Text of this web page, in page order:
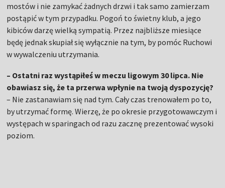
mostów i nie zamykać żadnych drzwi i tak samo zamierzam
postąpić w tym przypadku. Pogoń to świetny klub, a jego
kibiców darzę wielką sympatią. Przez najbliższe miesiące
będę jednak skupiał się wyłącznie na tym, by pomóc Ruchowi
w wywalczeniu utrzymania.
– Ostatni raz wystąpiłeś w meczu ligowym 30 lipca. Nie
obawiasz się, że ta przerwa wpłynie na twoją dyspozycję?
– Nie zastanawiam się nad tym. Cały czas trenowałem po to,
by utrzymać formę. Wierzę, że po okresie przygotowawczym i
występach w sparingach od razu zacznę prezentować wysoki
poziom.